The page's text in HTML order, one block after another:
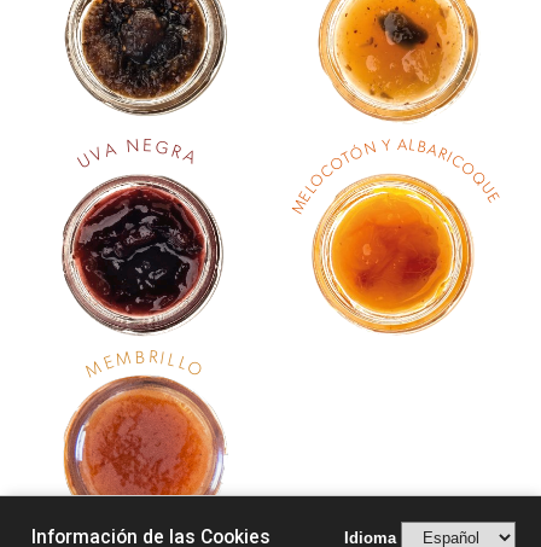
UV A N E GRA
M
E
LO
COTÓN Y AL BARICOQU
E
MEMB RIL LO
Información de las Cookies Idioma